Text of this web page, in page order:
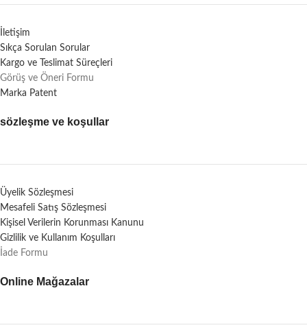
İletişim
Sıkça Sorulan Sorular
Kargo ve Teslimat Süreçleri
Görüş ve Öneri Formu
Marka Patent
sözleşme ve koşullar
Üyelik Sözleşmesi
Mesafeli Satış Sözleşmesi
Kişisel Verilerin Korunması Kanunu
Gizlilik ve Kullanım Koşulları
İade Formu
Online Mağazalar